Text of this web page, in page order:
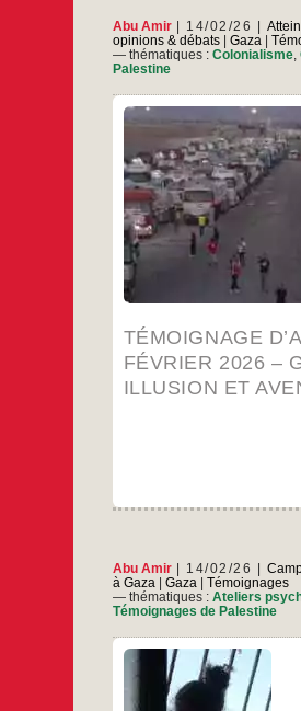
Abu Amir 14/02/26
opinions & débats| Gaza
— thématiques : Colonialisme,
Palestine
TÉMOIGNAGE
FÉVRIER 2026 –
ILLUSION ET
Un texte d’Abu Amir
forces internationales
ce qui se prépare
plus seulement une
assiégée sur la côte
elle est devenue un
Témoignage
d’Abu
Amir,
le
10
2026
–
Gaza
entre
Abu Amir 14/02/26
à Gaza
Gaza
Témoignages
— thématiques : Ateliers
Témoignages de Palestine
Le compte
psychologique dont